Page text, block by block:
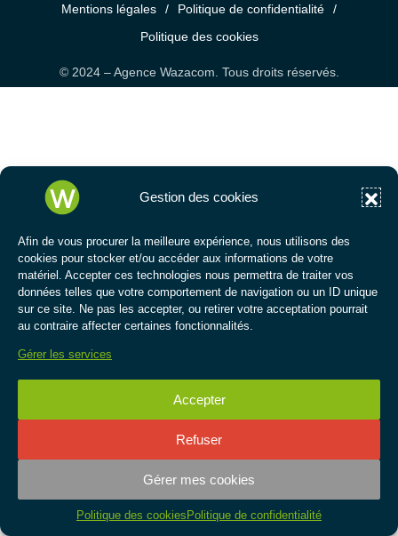
Gestion des cookies
Afin de vous procurer la meilleure expérience, nous utilisons des
cookies pour stocker et/ou accéder aux informations de votre
matériel. Accepter ces technologies nous permettra de traiter vos
données telles que votre comportement de navigation ou un ID unique
sur ce site. Ne pas les accepter, ou retirer votre acceptation pourrait
au contraire affecter certaines fonctionnalités.
Gérer les services
Accepter
Refuser
Gérer mes cookies
Politique des cookies Politique de confidentialité
page facebook
page instagram
page linkedin
page youtube
Mentions légales / Politique de confidentialité
/
Politique des cookies
© 2024 – Agence Wazacom. Tous droits réservés.